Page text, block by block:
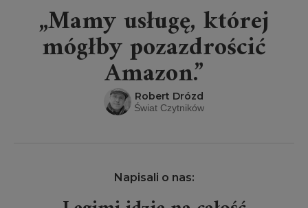
„Mamy usługę, której
mógłby pozazdrościć
Amazon.”
Robert Drózd
Świat Czytników
Napisali o nas: